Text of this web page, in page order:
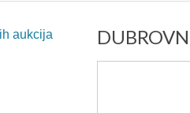
aukcija